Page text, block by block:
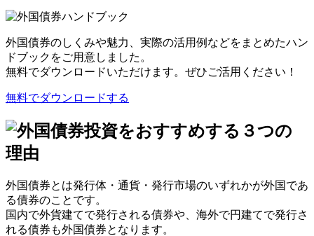
外国債券のしくみや魅力、実際の活用例などをまとめたハン
ドブックをご用意しました。
無料でダウンロードいただけます。ぜひご活用ください！
無料でダウンロードする
外国債券とは発行体・通貨・発行市場のいずれかが外国であ
る債券のことです。
国内で外貨建てで発行される債券や、海外で円建てで発行さ
れる債券も外国債券となります。